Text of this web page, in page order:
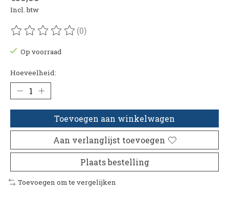
Incl. btw
De beoordeling van dit product is
(0)
Op voorraad
Hoeveelheid:
Toevoegen aan winkelwagen
Aan verlanglijst toevoegen
Plaats bestelling
Toevoegen om te vergelijken